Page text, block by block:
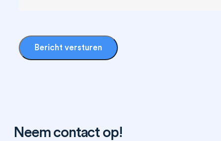
Bericht versturen
Neem contact op!